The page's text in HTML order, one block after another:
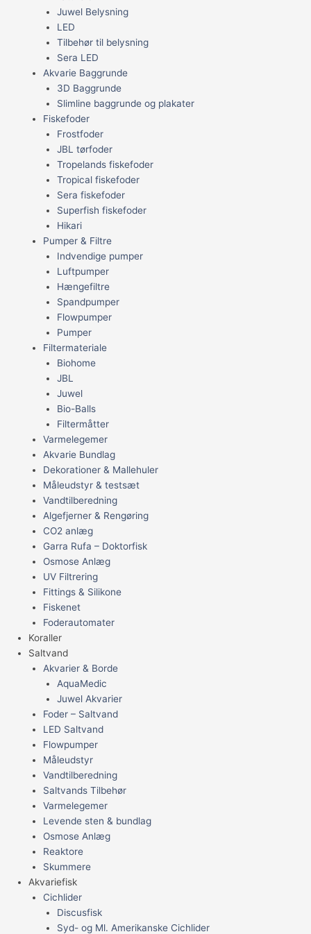
Juwel Belysning
LED
Tilbehør til belysning
Sera LED
Akvarie Baggrunde
3D Baggrunde
Slimline baggrunde og plakater
Fiskefoder
Frostfoder
JBL tørfoder
Tropelands fiskefoder
Tropical fiskefoder
Sera fiskefoder
Superfish fiskefoder
Hikari
Pumper & Filtre
Indvendige pumper
Luftpumper
Hængefiltre
Spandpumper
Flowpumper
Pumper
Filtermateriale
Biohome
JBL
Juwel
Bio-Balls
Filtermåtter
Varmelegemer
Akvarie Bundlag
Dekorationer & Mallehuler
Måleudstyr & testsæt
Vandtilberedning
Algefjerner & Rengøring
CO2 anlæg
Garra Rufa – Doktorfisk
Osmose Anlæg
UV Filtrering
Fittings & Silikone
Fiskenet
Foderautomater
Koraller
Saltvand
Akvarier & Borde
AquaMedic
Juwel Akvarier
Foder – Saltvand
LED Saltvand
Flowpumper
Måleudstyr
Vandtilberedning
Saltvands Tilbehør
Varmelegemer
Levende sten & bundlag
Osmose Anlæg
Reaktore
Skummere
Akvariefisk
Cichlider
Discusfisk
Syd- og Ml. Amerikanske Cichlider